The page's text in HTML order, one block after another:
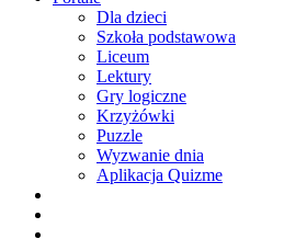
Dla dzieci
Szkoła podstawowa
Liceum
Lektury
Gry logiczne
Krzyżówki
Puzzle
Wyzwanie dnia
Aplikacja Quizme